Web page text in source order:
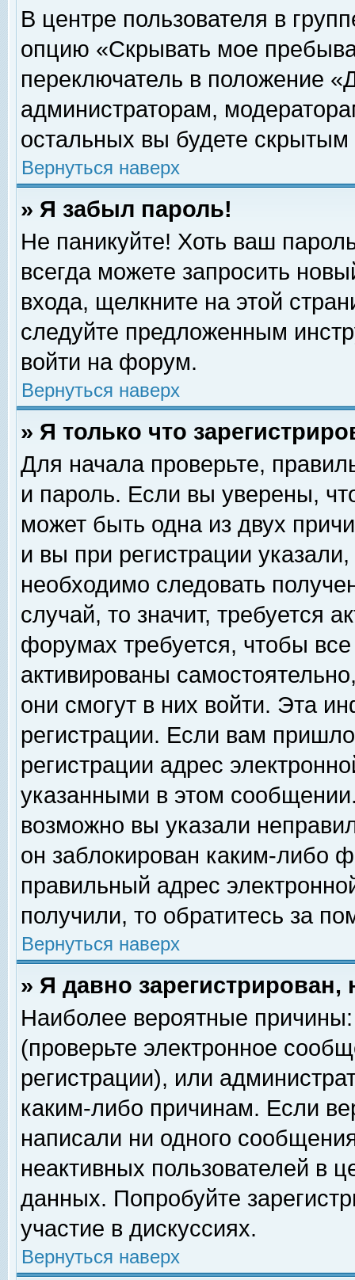
В центре пользователя в
опцию «Скрывать мое
переключатель в положение
администраторам,
остальных вы будете скрытым
Вернуться наверх
» Я забыл пароль!
Не паникуйте! Хоть ваш
всегда можете запросить
входа, щелкните на этой
следуйте предложенным
войти на форум.
Вернуться наверх
» Я только что
Для начала проверьте,
и пароль. Если вы уверены,
может быть одна из двух
и вы при регистрации
необходимо следовать
случай, то значит, требуется
форумах требуется, чтобы
активированы
они смогут в них войти. Эта
регистрации. Если вам
регистрации адрес
указанными в этом
возможно вы указали
он заблокирован каким-либо
правильный адрес
получили, то обратитесь за
Вернуться наверх
» Я давно
Наиболее вероятные
(проверьте электронное
регистрации), или
каким-либо причинам. Если
написали ни одного
неактивных пользователей в
данных. Попробуйте
участие в дискуссиях.
Вернуться наверх